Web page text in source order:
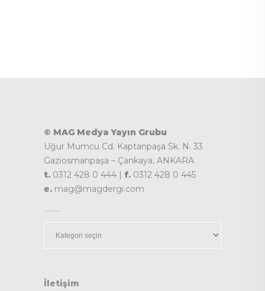
© MAG Medya Yayın Grubu
Uğur Mumcu Cd. Kaptanpaşa Sk. N. 33
Gaziosmanpaşa – Çankaya, ANKARA
t. 0312 428 0 444 | f. 0312 428 0 445
e. mag@magdergi.com
İletişim